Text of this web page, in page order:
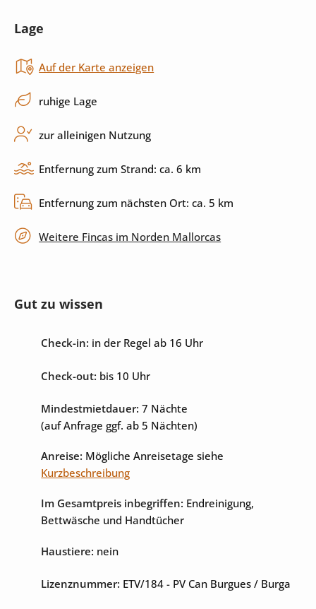
Toaster
Cerankochfeld
Spülmaschine
Unterhaltung
Internet
Tischtennisplatte
Lage
Auf der Karte anzeigen
ruhige Lage
zur alleinigen Nutzung
Entfernung zum Strand: ca. 6 km
Entfernung zum nächsten Ort: ca. 5 km
Weitere Fincas im Norden Mallorcas
Gut zu wissen
Check-in: in der Regel ab 16 Uhr
Check-out: bis 10 Uhr
Mindestmietdauer: 7 Nächte
(auf Anfrage ggf. ab 5 Nächten)
Anreise: Mögliche Anreisetage siehe
Kurzbeschreibung
Im Gesamtpreis inbegriffen: Endreinigung,
Bettwäsche und Handtücher
Haustiere: nein
Lizenznummer: ETV/184 - PV Can Burgues / Burga